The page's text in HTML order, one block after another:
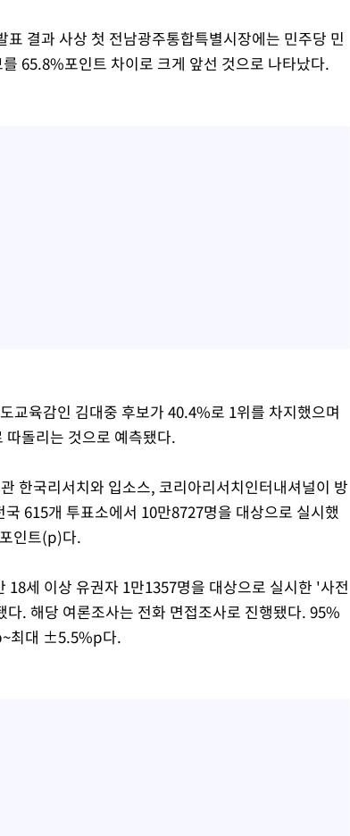
결과 사상 첫 전남광주통합특별시장에는 민주당 민
65.8%포인트 차이로 크게 앞선 것으로 나타났다.
교육감인 김대중 후보가 40.4%로 1위를 차지했으며
돌리는 것으로 예측됐다.
한국리서치와 입소스, 코리아리서치인터내셔널이 방
615개 투표소에서 10만8727명을 대상으로 실시했
인트(p)다.
세 이상 유권자 1만1357명을 대상으로 실시한 '사전
. 해당 여론조사는 전화 면접조사로 진행됐다. 95%
최대 ±5.5%p다.